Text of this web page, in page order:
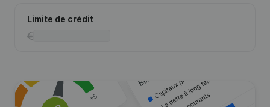
Limite de crédit